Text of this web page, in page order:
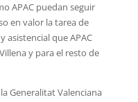
APAC puedan seguir
en valor la tarea de
asistencial que APAC
y para el resto de
Generalitat Valenciana